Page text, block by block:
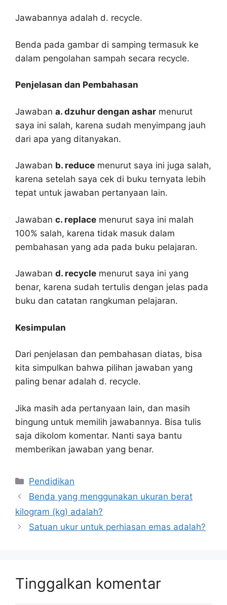
Jawabannya adalah d. recycle.
Benda pada gambar di samping termasuk ke
dalam pengolahan sampah secara recycle.
Penjelasan dan Pembahasan
Jawaban a. dzuhur dengan ashar menurut
saya ini salah, karena sudah menyimpang jauh
dari apa yang ditanyakan.
Jawaban b. reduce menurut saya ini juga salah,
karena setelah saya cek di buku ternyata lebih
tepat untuk jawaban pertanyaan lain.
Jawaban c. replace menurut saya ini malah
100% salah, karena tidak masuk dalam
pembahasan yang ada pada buku pelajaran.
Jawaban d. recycle menurut saya ini yang
benar, karena sudah tertulis dengan jelas pada
buku dan catatan rangkuman pelajaran.
Kesimpulan
Dari penjelasan dan pembahasan diatas, bisa
kita simpulkan bahwa pilihan jawaban yang
paling benar adalah d. recycle.
Jika masih ada pertanyaan lain, dan masih
bingung untuk memilih jawabannya. Bisa tulis
saja dikolom komentar. Nanti saya bantu
memberikan jawaban yang benar.
Kategori
Pendidikan
Benda yang menggunakan ukuran berat
kilogram (kg) adalah?
Satuan ukur untuk perhiasan emas adalah?
Tinggalkan komentar